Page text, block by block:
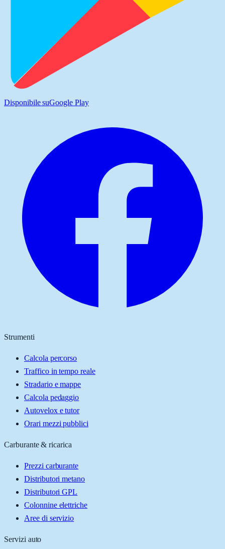
Disponibile suGoogle Play
Strumenti
Calcola percorso
Traffico in tempo reale
Stradario e mappe
Calcola pedaggio
Autovelox e tutor
Orari mezzi pubblici
Carburante & ricarica
Prezzi carburante
Distributori metano
Distributori GPL
Colonnine elettriche
Aree di servizio
Servizi auto